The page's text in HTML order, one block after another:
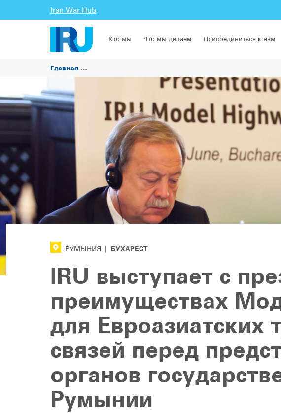
Iran War Hub
Кто мы Что мы делаем Присоединиться к нам
Главная
РУМЫНИЯ БУХАРЕСТ
IRU выступает с
преимуществах
для Евроазиатских
связей перед
органов
Румынии